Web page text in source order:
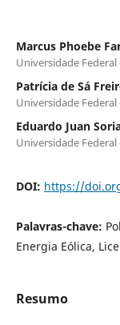
Marcus Phoebe
Universidade
Patrícia de Sá
Universidade
Eduardo Juan
Universidade
DOI: https://
Palavras-chave:
Energia Eólica,
Resumo